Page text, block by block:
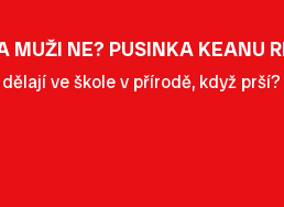
MUŽI NE? PUSINKA KEANU
ve škole v přírodě, když